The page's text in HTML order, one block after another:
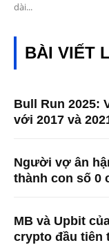
dài...
BÀI VIẾT
Bull Run 2025:
với 2017 và
Người vợ ân
thành con số 0
MB và Upbit
crypto đầu tiên